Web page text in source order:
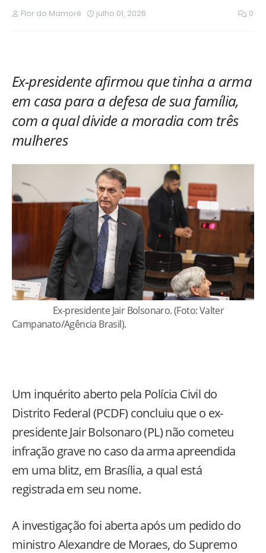
Flor do Mamoré julho 01, 2026 0
Ex-presidente afirmou que tinha a arma
em casa para a defesa de sua família,
com a qual divide a moradia com três
mulheres
Ex-presidente Jair Bolsonaro. (Foto: Valter
Campanato/Agência Brasil).
Um inquérito aberto pela Polícia Civil do
Distrito Federal (PCDF) concluiu que o ex-
presidente Jair Bolsonaro (PL) não cometeu
infração grave no caso da arma apreendida
em uma blitz, em Brasília, a qual está
registrada em seu nome.
A investigação foi aberta após um pedido do
ministro Alexandre de Moraes, do Supremo